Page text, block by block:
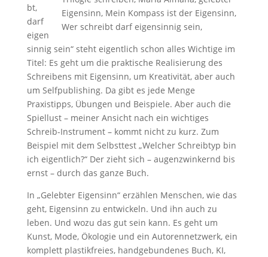
bt,
darf
eigen
sinnig sein“ steht eigentlich schon alles Wichtige im
Titel: Es geht um die praktische Realisierung des
Schreibens mit Eigensinn, um Kreativität, aber auch
um Selfpublishing. Da gibt es jede Menge
Praxistipps, Übungen und Beispiele. Aber auch die
Spiellust – meiner Ansicht nach ein wichtiges
Schreib-Instrument – kommt nicht zu kurz. Zum
Beispiel mit dem Selbsttest „Welcher Schreibtyp bin
ich eigentlich?“ Der zieht sich – augenzwinkernd bis
ernst – durch das ganze Buch.
In „Gelebter Eigensinn“ erzählen Menschen, wie das
geht, Eigensinn zu entwickeln. Und ihn auch zu
leben. Und wozu das gut sein kann. Es geht um
Kunst, Mode, Ökologie und ein Autorennetzwerk, ein
komplett plastikfreies, handgebundenes Buch, KI,